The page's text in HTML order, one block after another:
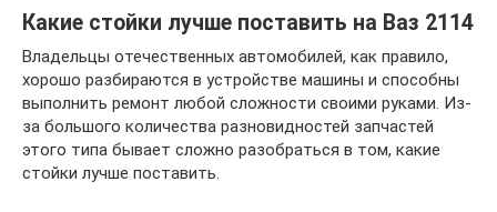
Какие стойки лучше поставить на Ваз 2114
Владельцы отечественных автомобилей, как правило,
хорошо разбираются в устройстве машины и способны
выполнить ремонт любой сложности своими руками. Из-
за большого количества разновидностей запчастей
этого типа бывает сложно разобраться в том, какие
стойки лучше поставить.